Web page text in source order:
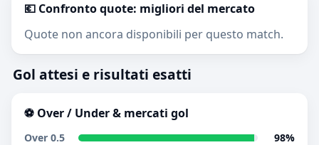
💶 Confronto quote: migliori del mercato
Quote non ancora disponibili per questo match.
Gol attesi e risultati esatti
⚽ Over / Under & mercati gol
Over 0.5
98%